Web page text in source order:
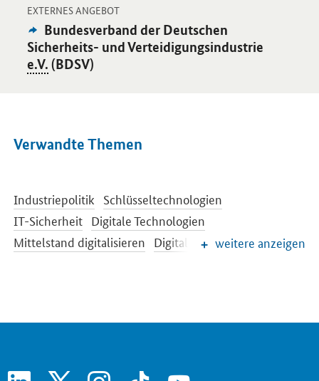
EXTERNES ANGEBOT-
Externes
Angebot:
Bundesverband der Deutschen
Sicherheits- und Verteidigungsindustrie
e.V. (BDSV)
Öffnet Einzelsicht
Verwandte Themen
Industriepolitik Schlüsseltechnologien
IT-Sicherheit Digitale Technologien
Mittelstand digitalisieren Digitalisierung
Öffentliche Aufträge und Vergabe
weitere anzeigen
linkedin instagram tiktok youtube